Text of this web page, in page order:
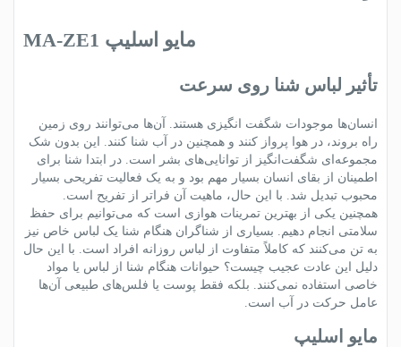
مایو اسلیپ
تأثیر لباس شنا روی سرعت
انسان‌ها موجودات شگفت انگیزی هستند. آن‌ها می‌توانند روی زمین
راه بروند، در هوا پرواز کنند و همچنین در آب شنا کنند. این بدون شک
مجموعه‌ای شگفت‌انگیز از توانایی‌های بشر است. در ابتدا شنا برای
اطمینان از بقای انسان بسیار مهم بود و به یک فعالیت تفریحی بسیار
محبوب تبدیل شد. با این حال، ماهیت آن فراتر از تفریح ​​است.
همچنین یکی از بهترین تمرینات هوازی است که می‌توانیم برای حفظ
سلامتی انجام دهیم. بسیاری از شناگران هنگام شنا یک لباس خاص نیز
به تن می‌کنند که کاملاً متفاوت از لباس روزانه افراد است. با این حال
دلیل این عادت عجیب چیست؟ حیوانات هنگام شنا از لباس یا مواد
خاصی استفاده نمی‌کنند‌. بلکه فقط پوست یا فلس‌های طبیعی آن‌ها
عامل حرکت در آب است.
مایو اسلیپ